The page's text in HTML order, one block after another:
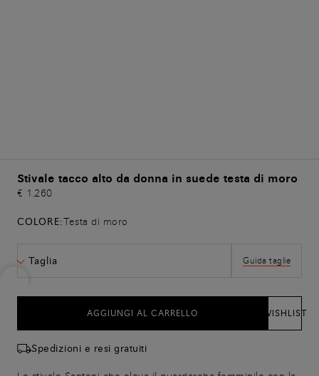
Stivale tacco alto da donna in suede testa di moro
€ 1.260
COLORE:Testa di moro
Taglia Guida taglie
AGGIUNGI AL CARRELLO WISHLIST
Spedizioni e resi gratuiti